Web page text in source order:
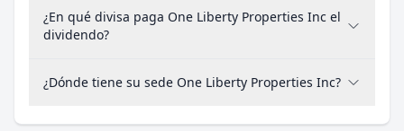
¿En qué divisa paga One Liberty Properties Inc el
dividendo?
¿Dónde tiene su sede One Liberty Properties Inc?